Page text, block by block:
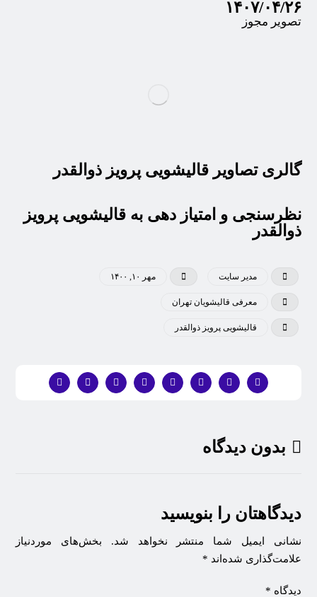
۱۴۰۷/۰۴/۲۶
تصویر مجوز
گالری تصاویر قالیشویی پرویز ذوالقدر
نظرسنجی و امتیاز دهی به قالیشویی پرویز
ذوالقدر
مدیر سایت مهر ۱۰, ۱۴۰۰
معرفی قالیشویان تهران
قاليشويی پرويز ذوالقدر
بدون دیدگاه
دیدگاهتان را بنویسید
نشانی ایمیل شما منتشر نخواهد شد.
بخش‌های موردنیاز
علامت‌گذاری شده‌اند *
دیدگاه *